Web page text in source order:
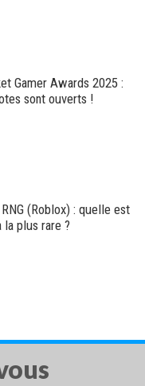
Gamer Awards 2025 :
sont ouverts !
(Roblox) : quelle est
la plus rare ?